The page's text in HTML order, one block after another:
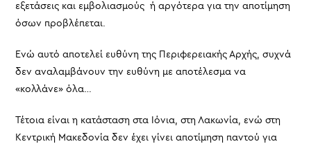
εξετάσεις και εμβολιασμούς ή αργότερα για την αποτίμηση
όσων προβλέπεται.
Ενώ αυτό αποτελεί ευθύνη της Περιφερειακής Αρχής, συχνά
δεν αναλαμβάνουν την ευθύνη με αποτέλεσμα να
«κολλάνε» όλα…
Τέτοια είναι η κατάσταση στα Ιόνια, στη Λακωνία, ενώ στη
Κεντρική Μακεδονία δεν έχει γίνει αποτίμηση παντού για